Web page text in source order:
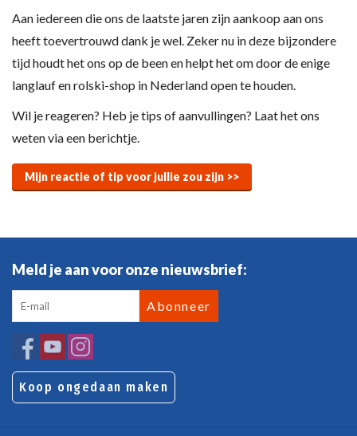
Aan iedereen die ons de laatste jaren zijn aankoop aan ons
heeft toevertrouwd dank je wel. Zeker nu in deze bijzondere
tijd houdt het ons op de been en helpt het om door de enige
langlauf en rolski-shop in Nederland open te houden.
Wil je reageren? Heb je tips of aanvullingen? Laat het ons
weten via een berichtje.
Mijn reactie of tip voor jullie zou zijn >>
Meld je aan voor onze nieuwsbrief:
Abonneer
Koop ongedaan maken